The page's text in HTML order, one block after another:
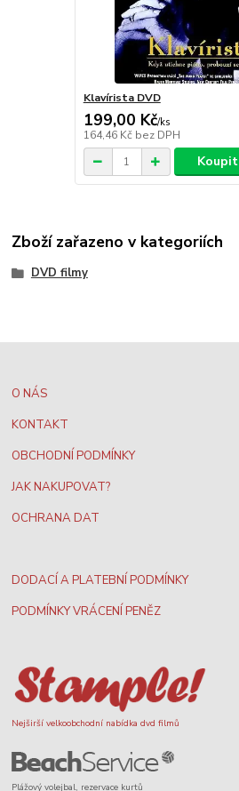
Klavírista DVD
199,00 Kč/ks
164,46 Kč bez DPH
Koupit
Zboží zařazeno v kategoriích
DVD filmy
O NÁS
KONTAKT
OBCHODNÍ PODMÍNKY
JAK NAKUPOVAT?
OCHRANA DAT
DODACÍ A PLATEBNÍ PODMÍNKY
PODMÍNKY VRÁCENÍ PENĚZ
Nejširší velkoobchodní nabídka dvd filmů
Plážový volejbal, rezervace kurtů